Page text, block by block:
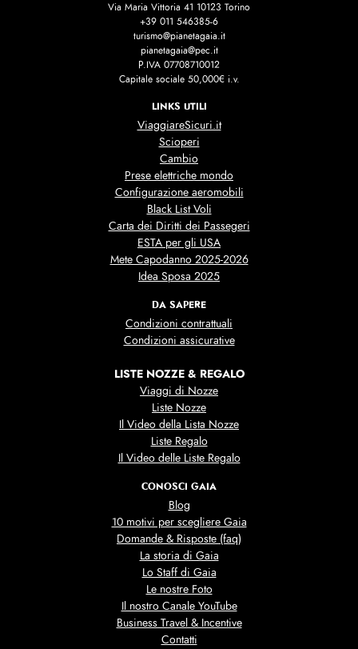
Via Maria Vittoria 41 10123 Torino
+39 011 546385-6
turismo@pianetagaia.it
pianetagaia@pec.it
P.IVA 07708710012
Capitale sociale 50,000€ i.v.
LINKS UTILI
ViaggiareSicuri.it
Scioperi
Cambio
Prese elettriche mondo
Configurazione aeromobili
Black List Voli
Carta dei Diritti dei Passegeri
ESTA per gli USA
Mete Capodanno 2025-2026
Idea Sposa 2025
DA SAPERE
Condizioni contrattuali
Condizioni assicurative
LISTE NOZZE & REGALO
Viaggi di Nozze
Liste Nozze
Il Video della Lista Nozze
Liste Regalo
Il Video delle Liste Regalo
CONOSCI GAIA
Blog
10 motivi per scegliere Gaia
Domande & Risposte (faq)
La storia di Gaia
Lo Staff di Gaia
Le nostre Foto
Il nostro Canale YouTube
Business Travel & Incentive
Contatti